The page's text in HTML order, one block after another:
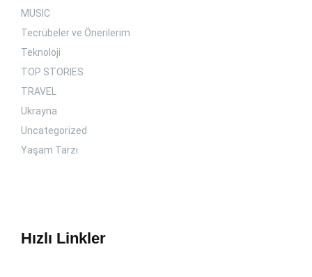
MUSIC
Tecrübeler ve Önerilerim
Teknoloji
TOP STORIES
TRAVEL
Ukrayna
Uncategorized
Yaşam Tarzı
Hızlı Linkler